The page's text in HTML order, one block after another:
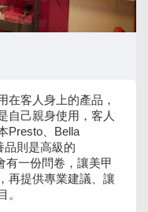
在客人身上的產品，
自己親身使用，客人
Presto、Bella
品則是高級的
有一份問卷，讓美甲
再提供專業建議、讓
。